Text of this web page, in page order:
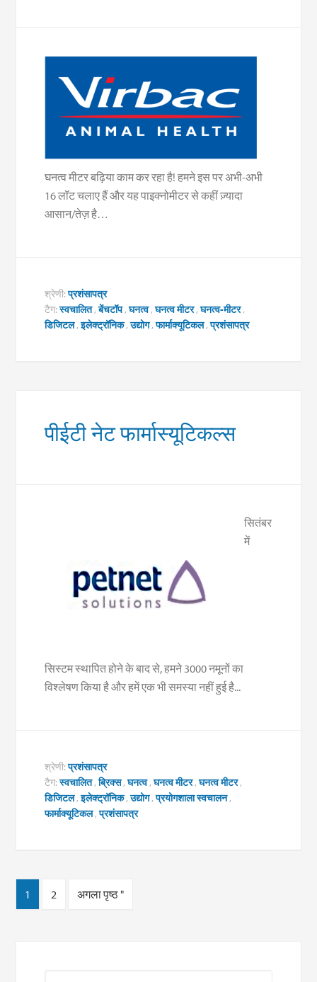
घनत्व मीटर बढ़िया काम कर रहा है! हमने इस पर अभी-अभी
16 लॉट चलाए हैं और यह पाइक्नोमीटर से कहीं ज़्यादा
आसान/तेज़ है…
श्रेणी:प्रशंसापत्र
टैग:स्वचालित,बेंचटॉप,घनत्व,घनत्व मीटर,घनत्व-मीटर,
डिजिटल,इलेक्ट्रॉनिक,उद्योग,फार्माक्यूटिकल,प्रशंसापत्र
पीईटी नेट फार्मास्यूटिकल्स
सितंबर
में
सिस्टम स्थापित होने के बाद से, हमने 3000 नमूनों का
विश्लेषण किया है और हमें एक भी समस्या नहीं हुई है...
श्रेणी:प्रशंसापत्र
टैग:स्वचालित,ब्रिक्स,घनत्व,घनत्व मीटर,घनत्व मीटर,
डिजिटल,इलेक्ट्रॉनिक,उद्योग,प्रयोगशाला स्वचालन,
फार्माक्यूटिकल,प्रशंसापत्र
1 2 अगला पृष्ठ "